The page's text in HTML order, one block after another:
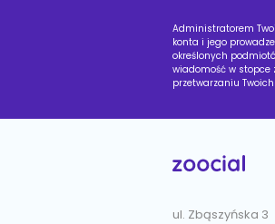
Administratorem
konta i jego
określonych
wiadomość w
przetwarzaniu
ul. Zbąszyńska 3